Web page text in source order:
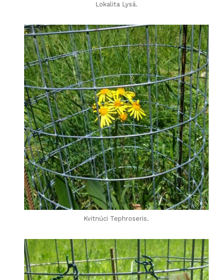
Lokalita Lysá.
Kvitnúci Tephroseris.